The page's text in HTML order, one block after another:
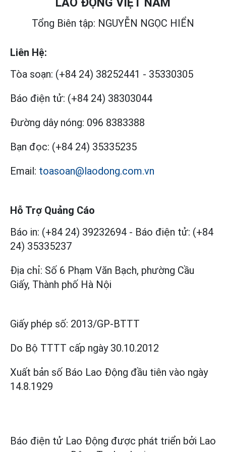
Tổng Biên tập: NGUYỄN NGỌC HIỂN
Liên Hệ:
Tòa soạn: (+84 24) 38252441 - 35330305
Báo điện tử: (+84 24) 38303044
Đường dây nóng: 096 8383388
Bạn đọc: (+84 24) 35335235
Email: toasoan@laodong.com.vn
Hỗ Trợ Quảng Cáo
Báo in: (+84 24) 39232694 - Báo điện tử: (+84
24) 35335237
Địa chỉ: Số 6 Phạm Văn Bạch, phường Cầu
Giấy, Thành phố Hà Nội
Giấy phép số: 2013/GP-BTTT
Do Bộ TTTT cấp ngày 30.10.2012
Xuất bản số Báo Lao Động đầu tiên vào ngày
14.8.1929
Báo điện tử Lao Động được phát triển bởi Lao